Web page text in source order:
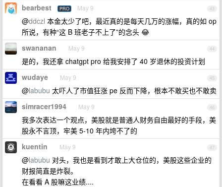
43
bearbest PRO May 9
@ddczl 本金太少了吧，最近真的是每天几万的涨幅，真的如 op
所说，有种“这 B 班老子不上了”的念头 😂
44
swananan May 9
是的，我还拿 chatgpt pro 给我安排了 40 岁退休的投资计划
45
wudaye May 9
@labubu 太吓人了市值狂涨 pe 反而下降，根本不敢买也不敢卖
46
simracer1994 May 9
我多次表达一个观点，美股就是普通人财务自由最好的手段，美
股永不言顶，牢美 5-10 年内垮不了的
47
kuentin May 9
@labubu 对头，我也是看到才敢上大仓位的，美股这些企业的
财报简直是炸裂。
在看看 A 股嘛这业绩....